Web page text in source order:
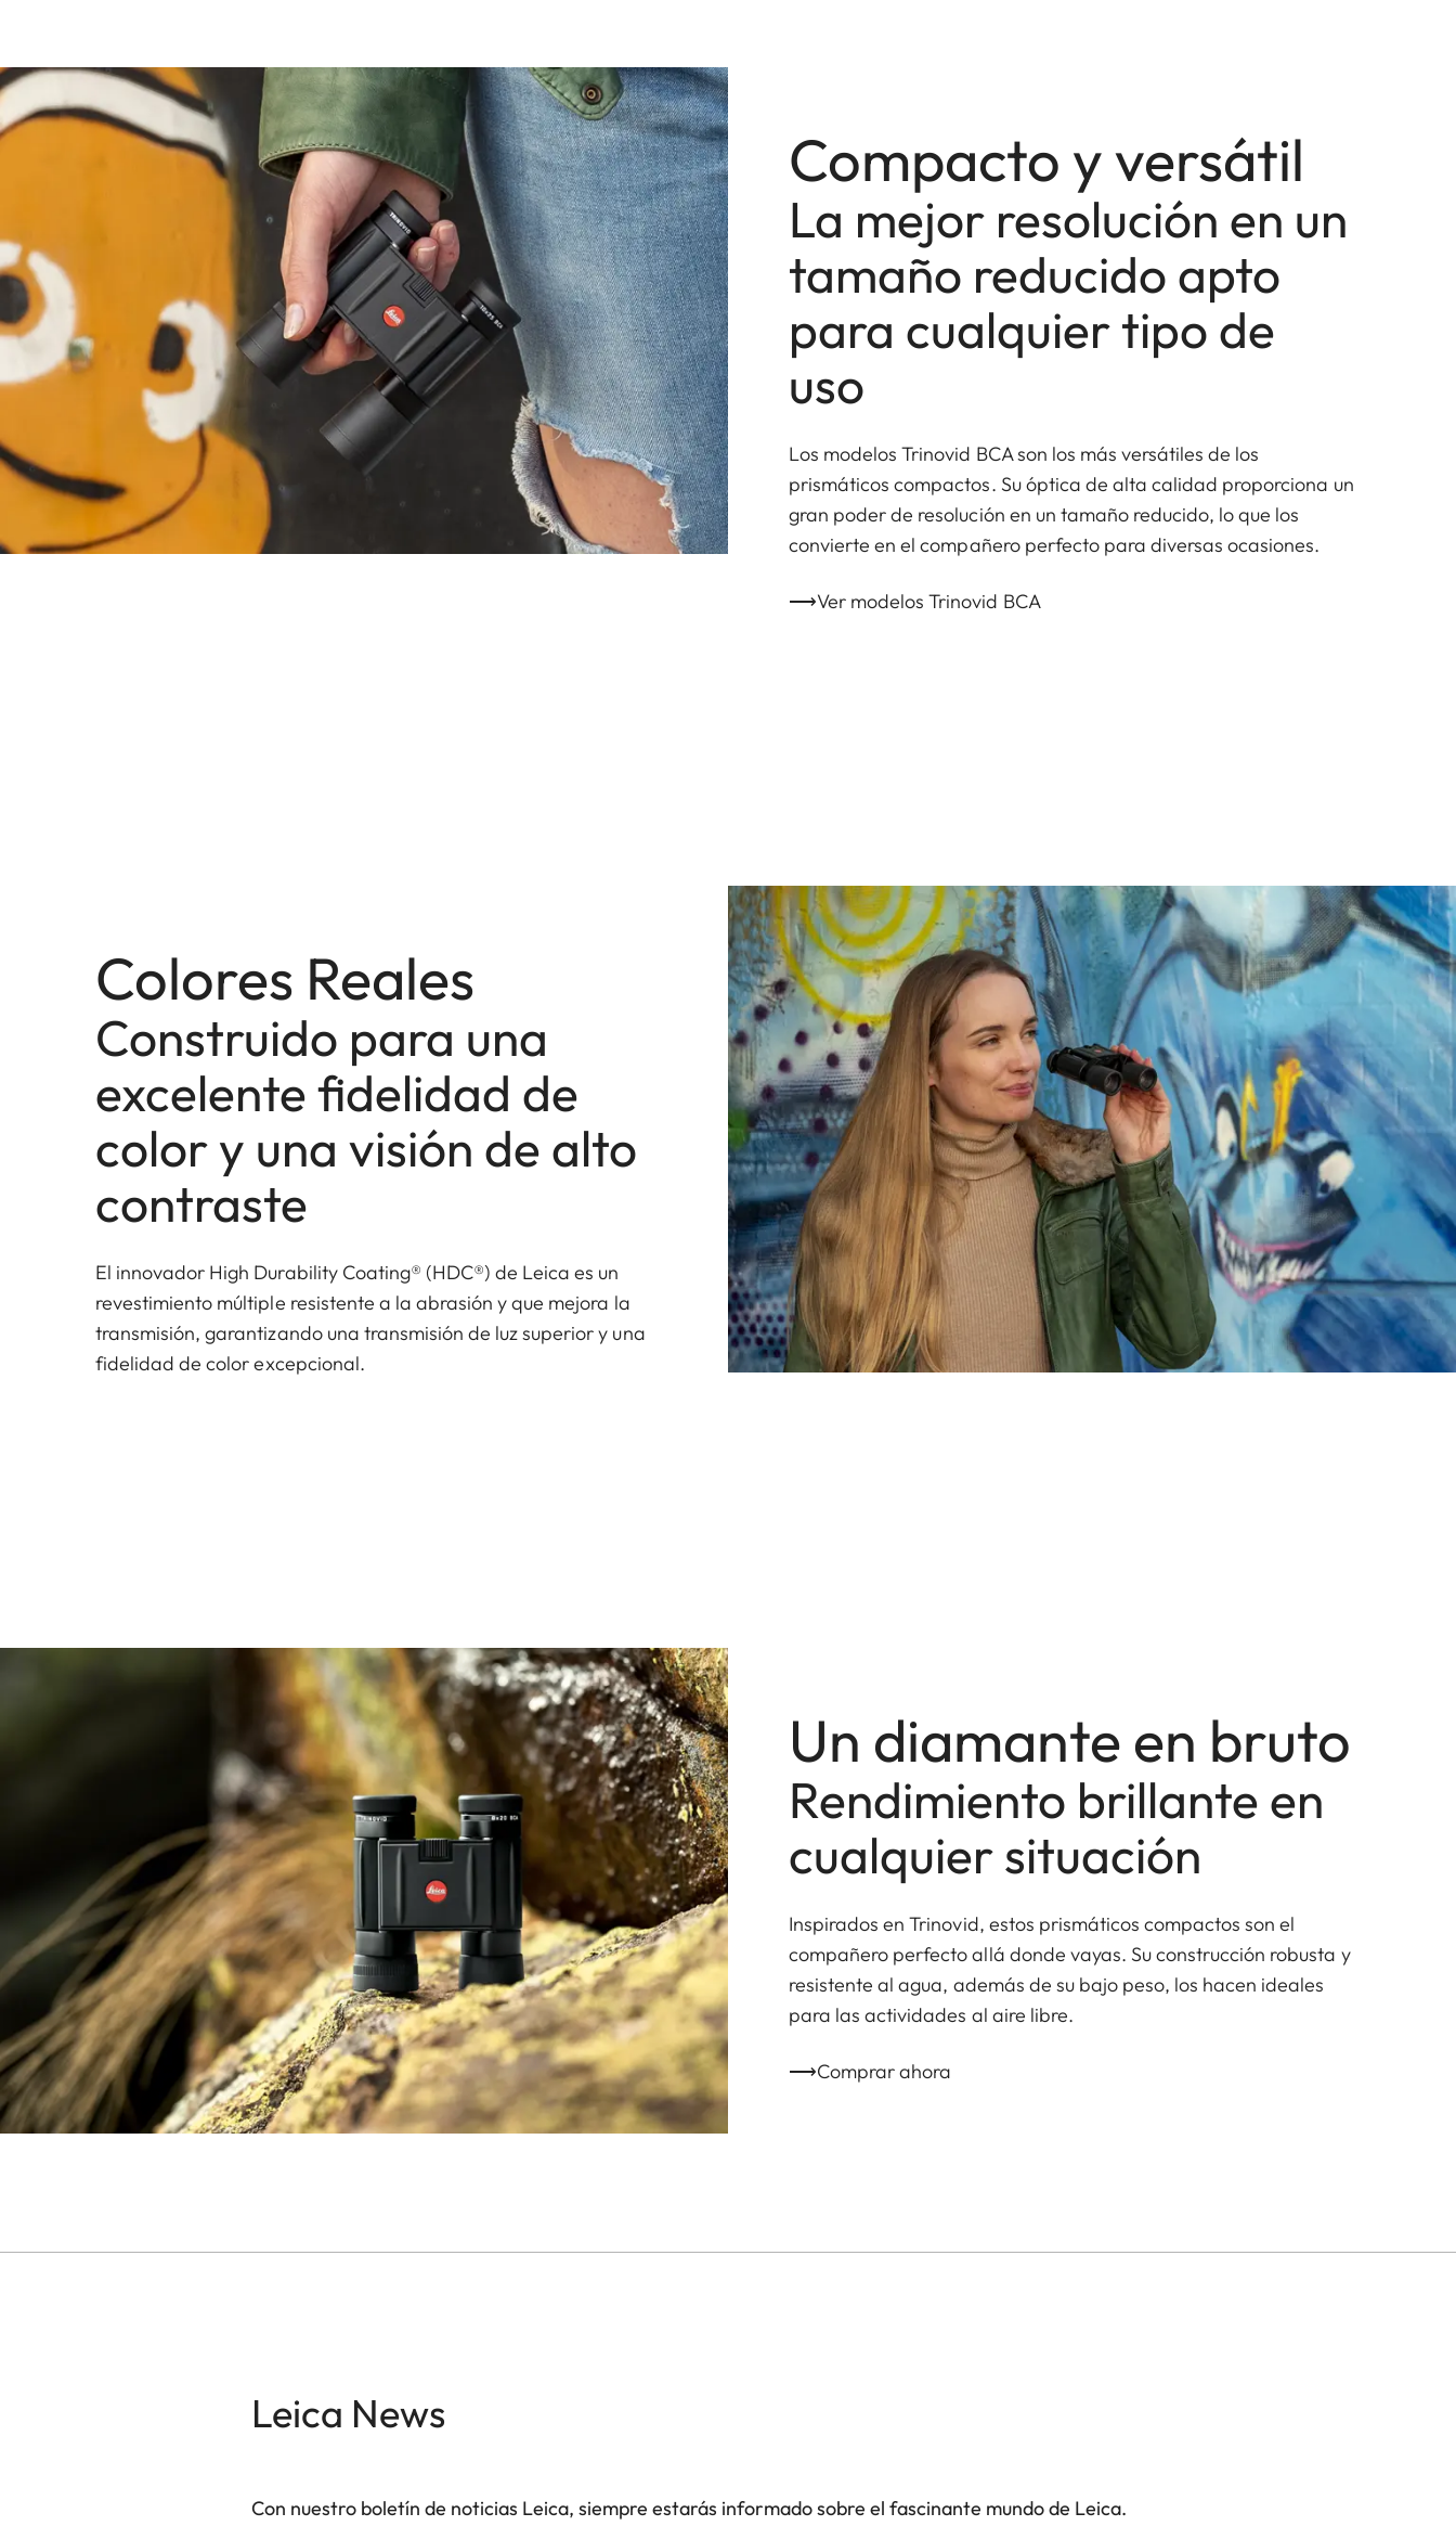
Compacto y versátil
La mejor resolución en un
tamaño reducido apto
para cualquier tipo de
uso
Los modelos Trinovid BCA son los más versátiles de los
prismáticos compactos. Su óptica de alta calidad proporciona un
gran poder de resolución en un tamaño reducido, lo que los
convierte en el compañero perfecto para diversas ocasiones.
⟶Ver modelos Trinovid BCA
Colores Reales
Construido para una
excelente fidelidad de
color y una visión de alto
contraste
El innovador High Durability Coating® (HDC®) de Leica es un
revestimiento múltiple resistente a la abrasión y que mejora la
transmisión, garantizando una transmisión de luz superior y una
fidelidad de color excepcional.
Un diamante en bruto
Rendimiento brillante en
cualquier situación
Inspirados en Trinovid, estos prismáticos compactos son el
compañero perfecto allá donde vayas. Su construcción robusta y
resistente al agua, además de su bajo peso, los hacen ideales
para las actividades al aire libre.
⟶Comprar ahora
Leica News
Con nuestro boletín de noticias Leica, siempre estarás informado sobre el fascinante mundo de Leica.